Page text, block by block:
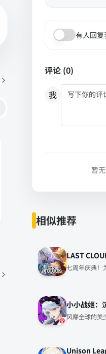
有人回复
评论 (0)
我
暂
相似推荐
LAST
七周年庆典！
小小战姬：
风靡全球的美
Unison